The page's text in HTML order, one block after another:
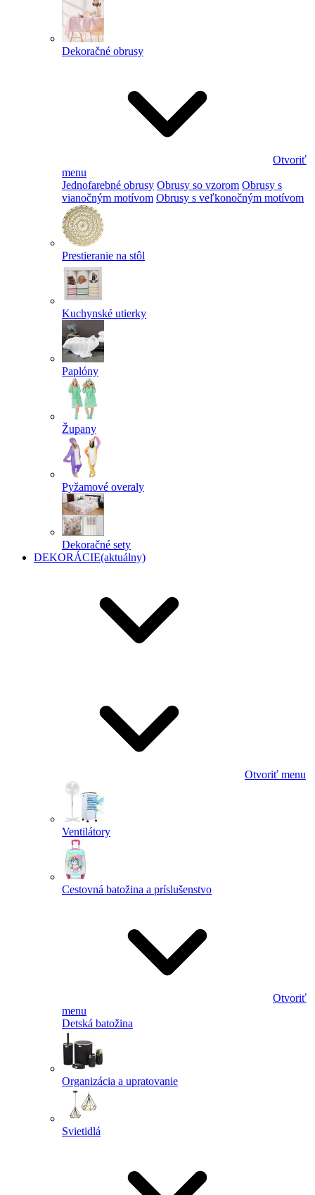
Dekoračné obrusy
Otvoriť
menu
Jednofarebné obrusy Obrusy so vzorom Obrusy s
vianočným motívom Obrusy s veľkonočným motívom
Prestieranie na stôl
Kuchynské utierky
Paplóny
Župany
Pyžamové overaly
Dekoračné sety
DEKORÁCIE(aktuálny)
Otvoriť menu
Ventilátory
Cestovná batožina a príslušenstvo
Otvoriť
menu
Detská batožina
Organizácia a upratovanie
Svietidlá